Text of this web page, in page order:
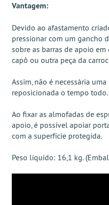
Vantagem:
Devido ao afastamento
pressionar com um gancho
sobre as barras de apoio
capô ou outra peça da
Assim, não é necessária
reposicionada o tempo todo.
Ao fixar as almofadas de
apoio, é possível apoiar
com a superfície protegida.
Peso líquido: 16,1 kg.